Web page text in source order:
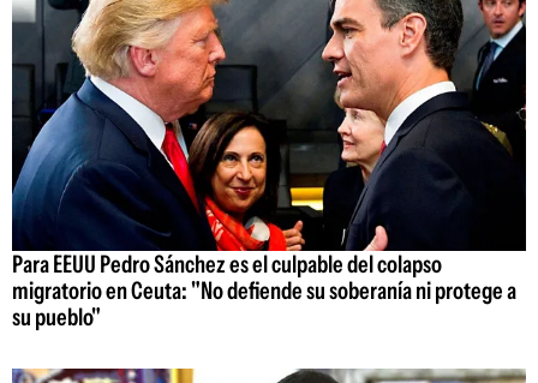
Para EEUU Pedro Sánchez es el culpable del colapso
migratorio en Ceuta: "No defiende su soberanía ni protege a
su pueblo"